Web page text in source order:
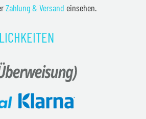
Zahlung & Versand einsehen.